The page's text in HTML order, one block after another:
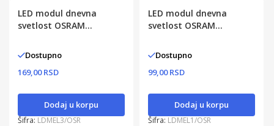
LED modul dnevna
svetlost OSRAM
Dostupno
169,00 RSD
Dodaj u korpu
Šifra: LDMEL3/OSR
LED modul dnevna
svetlost OSRAM
Dostupno
99,00 RSD
Dodaj u korpu
Šifra: LDMEL1/OSR